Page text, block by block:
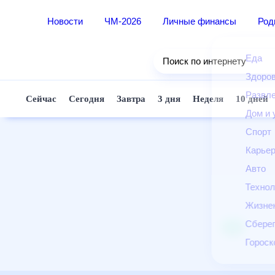
Новости ЧМ-2026 Личные финансы
Еда
Дом
Спорт
Авто
Поиск по интернету
Сейчас Сегодня Завтра 3 дня Неделя 10